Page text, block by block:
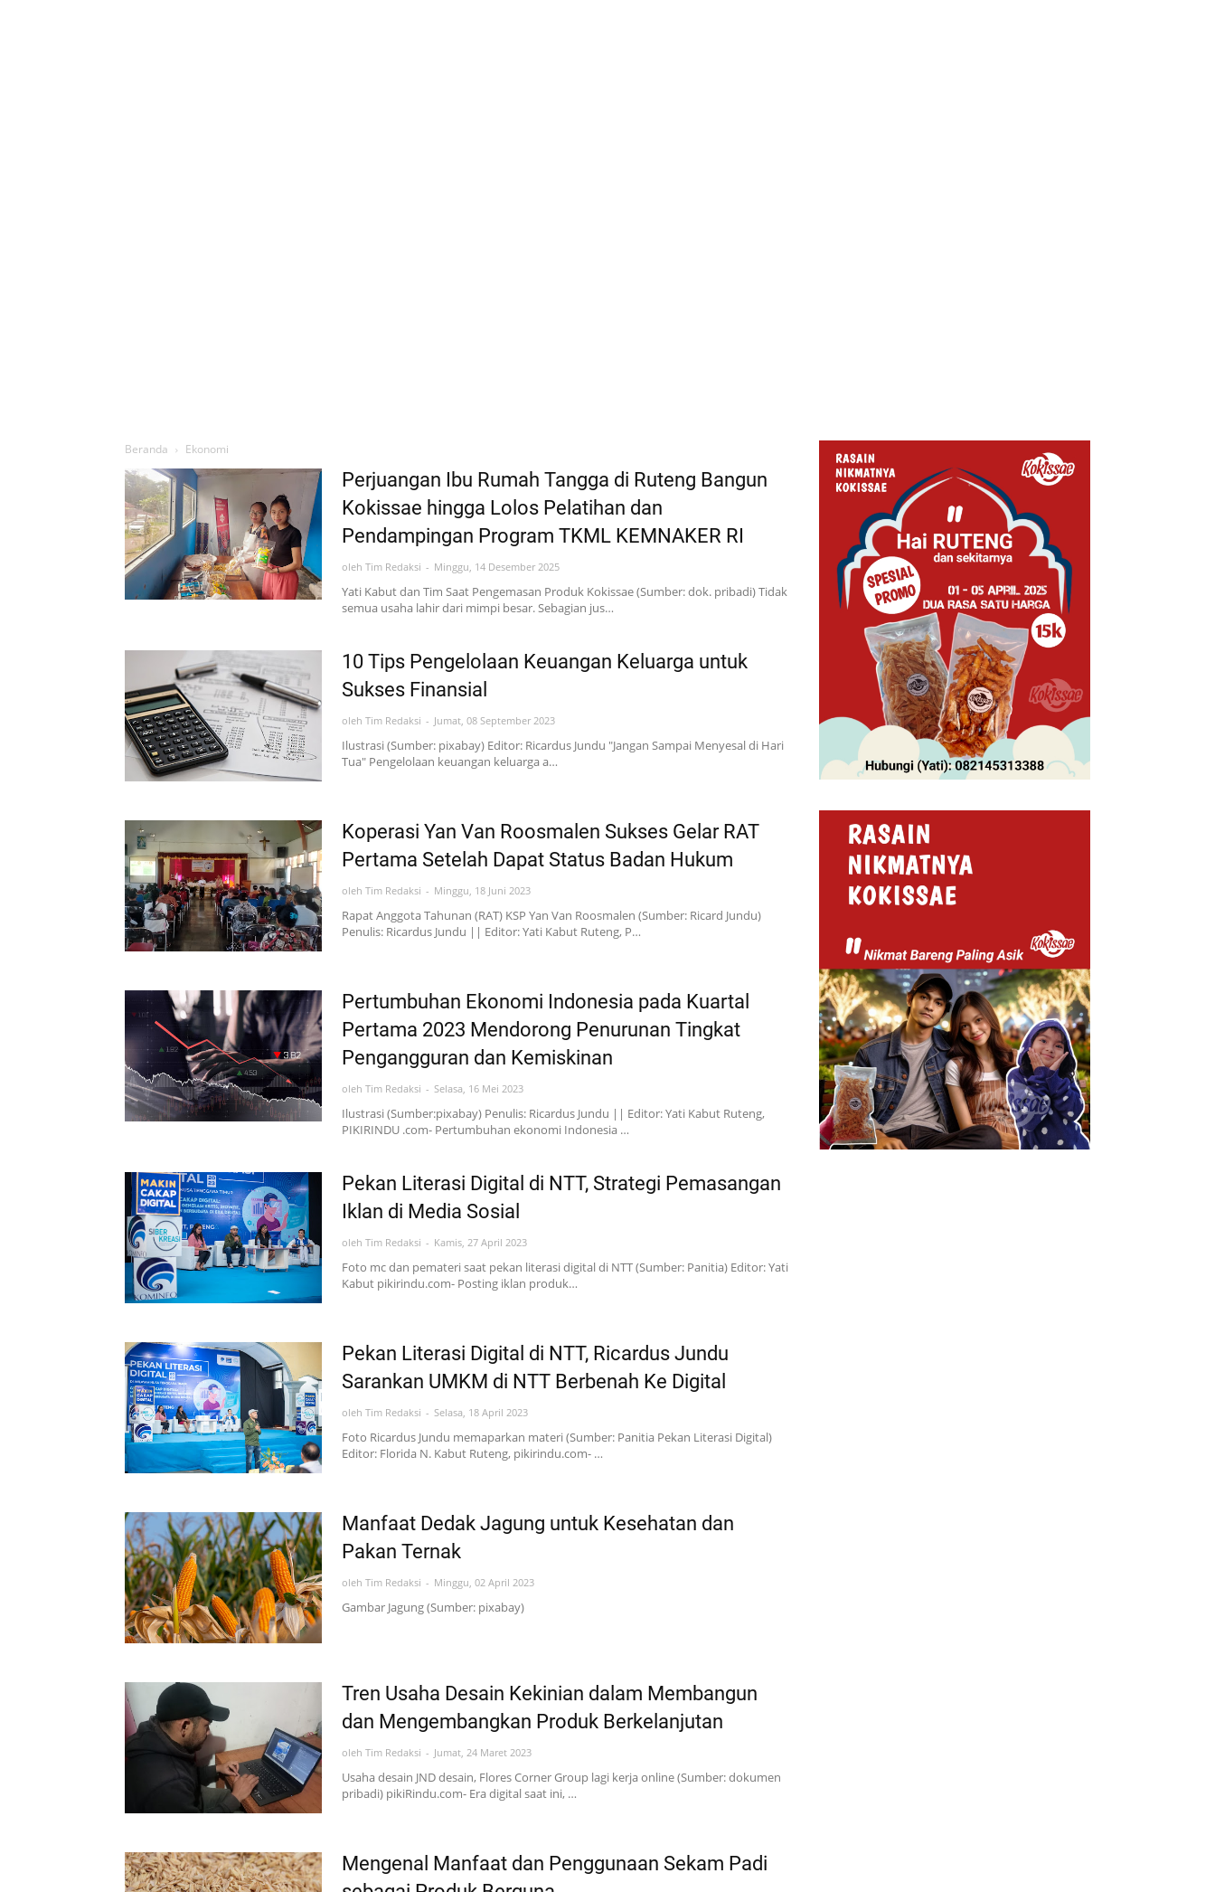
Beranda Ekonomi
Perjuangan Ibu Rumah Tangga di Ruteng Bangun
Kokissae hingga Lolos Pelatihan dan
Pendampingan Program TKML KEMNAKER RI
oleh Tim Redaksi Minggu, 14 Desember 2025
Yati Kabut dan Tim Saat Pengemasan Produk Kokissae (Sumber: dok. pribadi) Tidak
semua usaha lahir dari mimpi besar. Sebagian jus…
10 Tips Pengelolaan Keuangan Keluarga untuk
Sukses Finansial
oleh Tim Redaksi Jumat, 08 September 2023
Ilustrasi (Sumber: pixabay) Editor: Ricardus Jundu "Jangan Sampai Menyesal di Hari
Tua" Pengelolaan keuangan keluarga a…
Koperasi Yan Van Roosmalen Sukses Gelar RAT
Pertama Setelah Dapat Status Badan Hukum
oleh Tim Redaksi Minggu, 18 Juni 2023
Rapat Anggota Tahunan (RAT) KSP Yan Van Roosmalen (Sumber: Ricard Jundu)
Penulis: Ricardus Jundu || Editor: Yati Kabut Ruteng, P…
Pertumbuhan Ekonomi Indonesia pada Kuartal
Pertama 2023 Mendorong Penurunan Tingkat
Pengangguran dan Kemiskinan
oleh Tim Redaksi Selasa, 16 Mei 2023
Ilustrasi (Sumber:pixabay) Penulis: Ricardus Jundu || Editor: Yati Kabut Ruteng,
PIKIRINDU .com- Pertumbuhan ekonomi Indonesia …
Pekan Literasi Digital di NTT, Strategi Pemasangan
Iklan di Media Sosial
oleh Tim Redaksi Kamis, 27 April 2023
Foto mc dan pemateri saat pekan literasi digital di NTT (Sumber: Panitia) Editor: Yati
Kabut pikirindu.com- Posting iklan produk…
Pekan Literasi Digital di NTT, Ricardus Jundu
Sarankan UMKM di NTT Berbenah Ke Digital
oleh Tim Redaksi Selasa, 18 April 2023
Foto Ricardus Jundu memaparkan materi (Sumber: Panitia Pekan Literasi Digital)
Editor: Florida N. Kabut Ruteng, pikirindu.com- …
Manfaat Dedak Jagung untuk Kesehatan dan
Pakan Ternak
oleh Tim Redaksi Minggu, 02 April 2023
Gambar Jagung (Sumber: pixabay)
Tren Usaha Desain Kekinian dalam Membangun
dan Mengembangkan Produk Berkelanjutan
oleh Tim Redaksi Jumat, 24 Maret 2023
Usaha desain JND desain, Flores Corner Group lagi kerja online (Sumber: dokumen
pribadi) pikiRindu.com- Era digital saat ini, …
Mengenal Manfaat dan Penggunaan Sekam Padi